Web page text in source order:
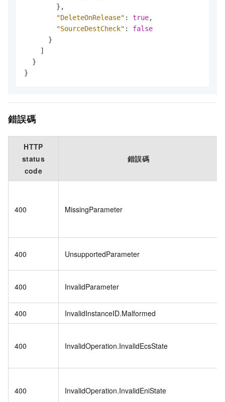
} ,
"DeleteOnRelease" : true,
"SourceDestCheck" :
false
}
]
}
}
錯誤碼
HTTP
status
code
錯誤碼
400 MissingParameter
400 UnsupportedParameter
400 InvalidParameter
400 InvalidInstanceID.Malformed
400 InvalidOperation.InvalidEcsState
400 InvalidOperation.InvalidEniState